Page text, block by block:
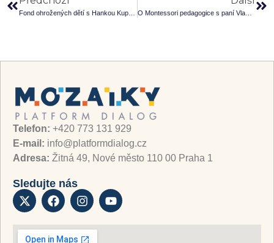
O Montessori pedagogice s paní Vlastou Hillebrandovou.
Telefon: +420 773 131 929
E-mail: info@platformdialog.cz
Adresa: Žitná 49, Nové město 110 00 Praha 1
Sledujte nás